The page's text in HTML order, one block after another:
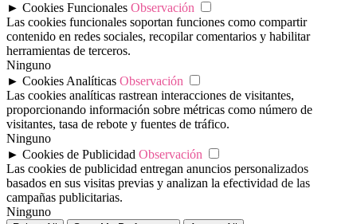
► Cookies Funcionales Observación
Las cookies funcionales soportan funciones como compartir
contenido en redes sociales, recopilar comentarios y habilitar
herramientas de terceros.
Ninguno
► Cookies Analíticas Observación
Las cookies analíticas rastrean interacciones de visitantes,
proporcionando información sobre métricas como número de
visitantes, tasa de rebote y fuentes de tráfico.
Ninguno
► Cookies de Publicidad Observación
Las cookies de publicidad entregan anuncios personalizados
basados en sus visitas previas y analizan la efectividad de las
campañas publicitarias.
Ninguno